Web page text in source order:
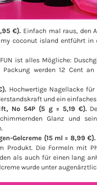
€}. Einfach mal raus, den
coconut island entführt in
FUN ist alles Mögliche:
werden 12 Cent
Hochwertige Nagellacke
und ein
No 54P {5 g = 5,19 €}.
Glanz und
Gelcreme {15 ml = 8,99 €}.
Die Formeln mit
als auch für einen lang
wurde unter